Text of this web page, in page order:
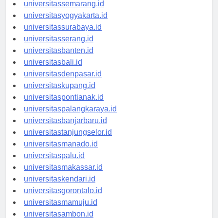
universitassemarang.id
universitasyogyakarta.id
universitassurabaya.id
universitasserang.id
universitasbanten.id
universitasbali.id
universitasdenpasar.id
universitaskupang.id
universitaspontianak.id
universitaspalangkaraya.id
universitasbanjarbaru.id
universitastanjungselor.id
universitasmanado.id
universitaspalu.id
universitasmakassar.id
universitaskendari.id
universitasgorontalo.id
universitasmamuju.id